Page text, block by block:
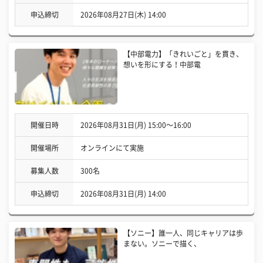
申込締切 2026年08月27日(木) 14:00
【中部電力】「きれいごと」を貫き、
想いを形にする！中部電
開催日時 2026年08月31日(月) 15:00〜16:00
開催場所 オンラインにて実施
募集人数 300名
申込締切 2026年08月31日(月) 14:00
【ソニー】誰一人、同じキャリアは歩
まない。ソニーで描く、